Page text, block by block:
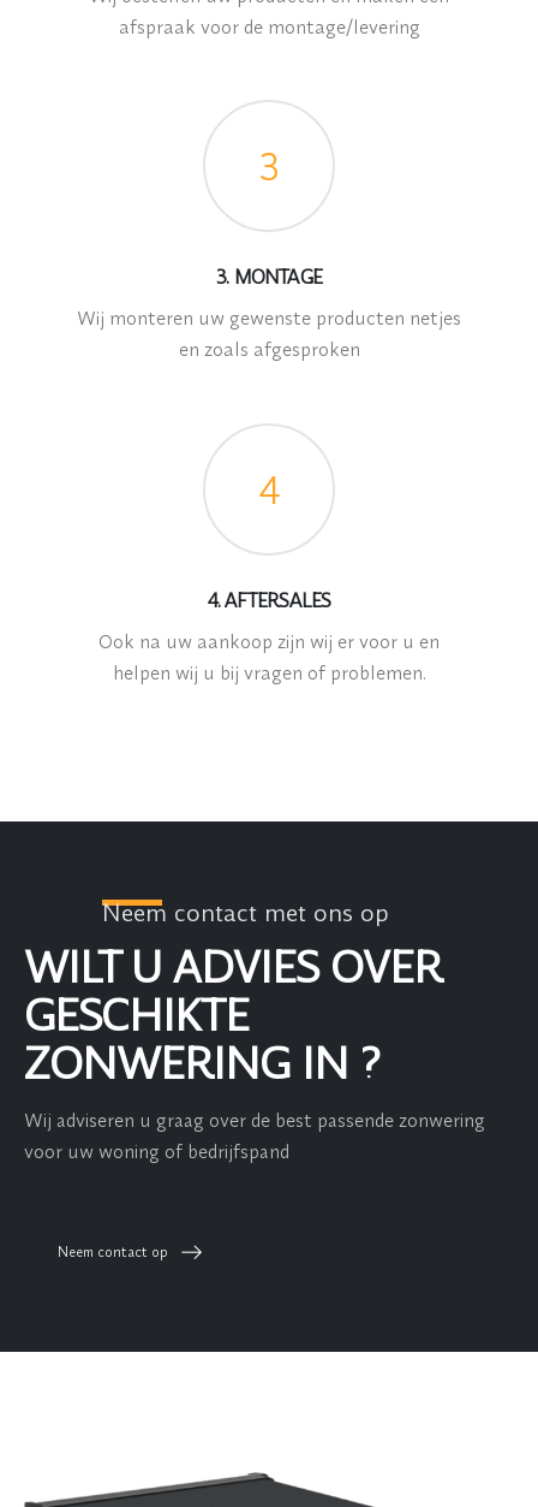
afspraak voor de montage/levering
3
3. MONTAGE
Wij monteren uw gewenste producten netjes
en zoals afgesproken
4
4. AFTERSALES
Ook na uw aankoop zijn wij er voor u en
helpen wij u bij vragen of problemen.
Neem contact met ons op
WILT U ADVIES OVER
GESCHIKTE
ZONWERING IN ?
Wij adviseren u graag over de best passende zonwering
voor uw woning of bedrijfspand
Neem contact op